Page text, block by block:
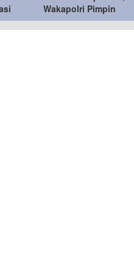
Wakapolri Pimpin
Pemeriksaan
Penampilan 404 Catar